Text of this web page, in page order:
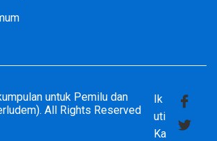
untuk Pemilu dan
All Rights Reserved
Ik
uti
Ka